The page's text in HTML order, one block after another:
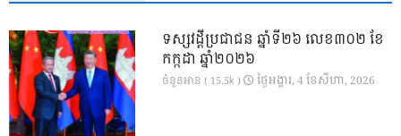
ទស្សវដ្តីប្រជាជន ឆ្នាំទី២៦ លេខ៣០២ ខែ
កក្កដា ឆ្នាំ២០២៦
ចំនួនអាន ( 15.5k ) ថ្ងៃ​អង្គារ, 4 ខែ​សីហា, 2026